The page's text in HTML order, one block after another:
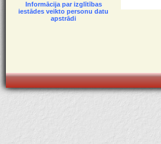
Informācija par izglītības
iestādes veikto personu datu
apstrādi